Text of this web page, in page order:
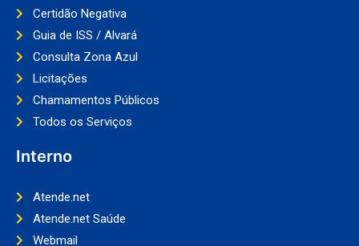
Certidão Negativa
Guia de ISS / Alvará
Consulta Zona Azul
Licitações
Chamamentos Públicos
Todos os Serviços
Interno
Atende.net
Atende.net Saúde
Webmail